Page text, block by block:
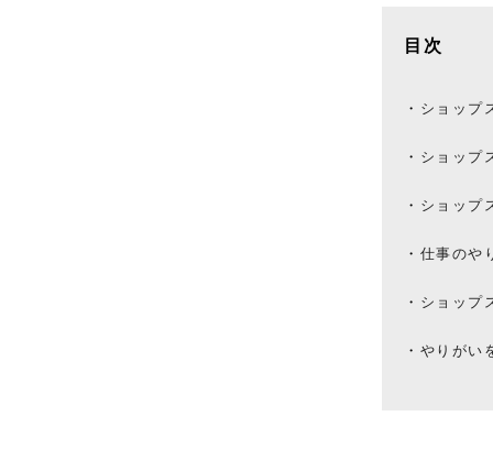
目次
ショップ
ショップ
ショップ
仕事のや
ショップ
やりがい